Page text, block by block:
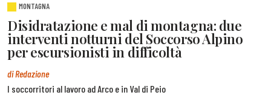
MONTAGNA
Disidratazione e mal di montagna: due
interventi notturni del Soccorso Alpino
per escursionisti in difficoltà
di Redazione
I soccorritori al lavoro ad Arco e in Val di Peio